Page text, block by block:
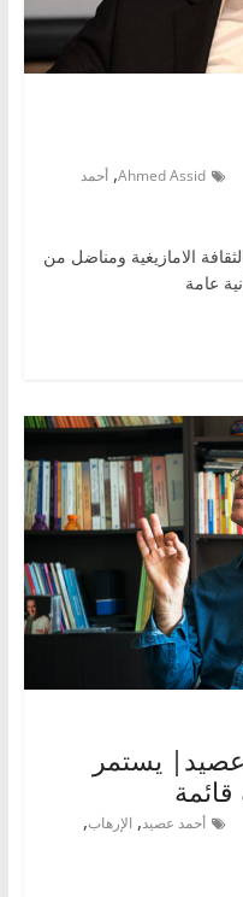
Ahmed Assid
, أحمد
الامازيغية ومناضل من
عامة
عصيد| يستمر
أحمد عصيد, الإرهاب,